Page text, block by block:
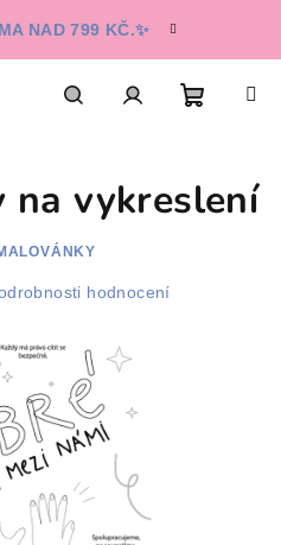
NAD 799 KČ.✨
košík
na vykreslení
hodnocení